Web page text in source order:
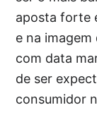
aposta forte
e na
com data
de ser
consumidor